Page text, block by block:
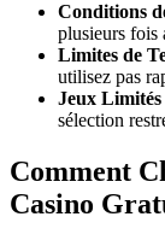
Conditions
plusieurs fois
Limites de
utilisez pas
Jeux Limités
sélection
Comment
Casino